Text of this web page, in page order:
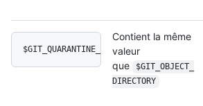
$GIT_QUARANTINE_PATH
Contient la même
valeur
que
$GIT_OBJECT_
DIRECTORY